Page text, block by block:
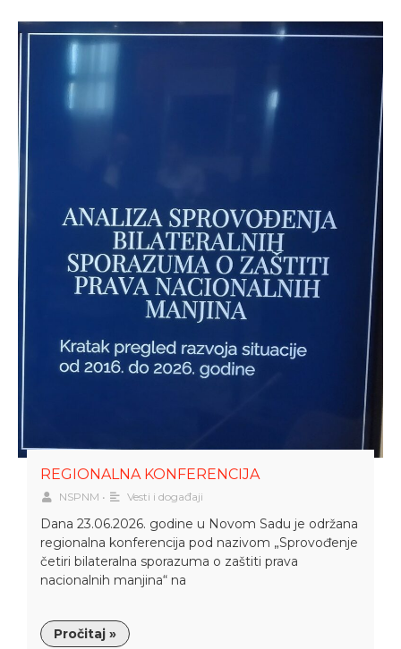
REGIONALNA KONFERENCIJA
NSPNM • Vesti i događaji
Dana 23.06.2026. godine u Novom Sadu je održana
regionalna konferencija pod nazivom „Sprovođenje
četiri bilateralna sporazuma o zaštiti prava
nacionalnih manjina“ na
Pročitaj »